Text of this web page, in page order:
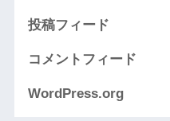
投稿フィード
コメントフィード
WordPress.org